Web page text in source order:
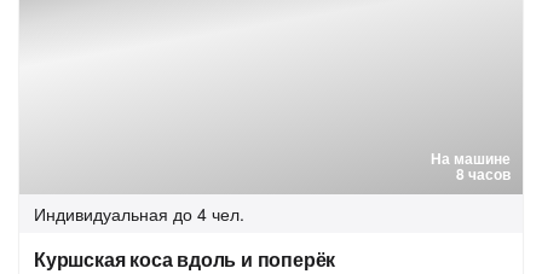
На машине
8 часов
Индивидуальная до 4 чел.
Куршская коса вдоль и поперёк